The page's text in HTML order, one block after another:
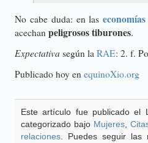
No cabe duda: en las
acechan peligrosos tiburones.
Expectativa según la RAE: 2. f.
Publicado hoy en equinoXio.org
Este artículo fue publicado
categorizado bajo Mujeres ,
relaciones . Puedes seguir